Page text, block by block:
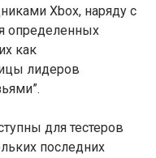
Xbox, наряду с
определенных
как
лидеров
для тестеров
последних